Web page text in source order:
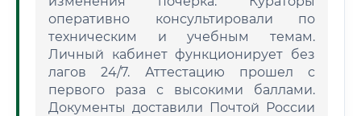
оперативно консультировали по
техническим и учебным темам.
Личный кабинет функционирует без
лагов 24/7. Аттестацию прошел с
первого раза с высокими баллами.
Документы доставили Почтой России